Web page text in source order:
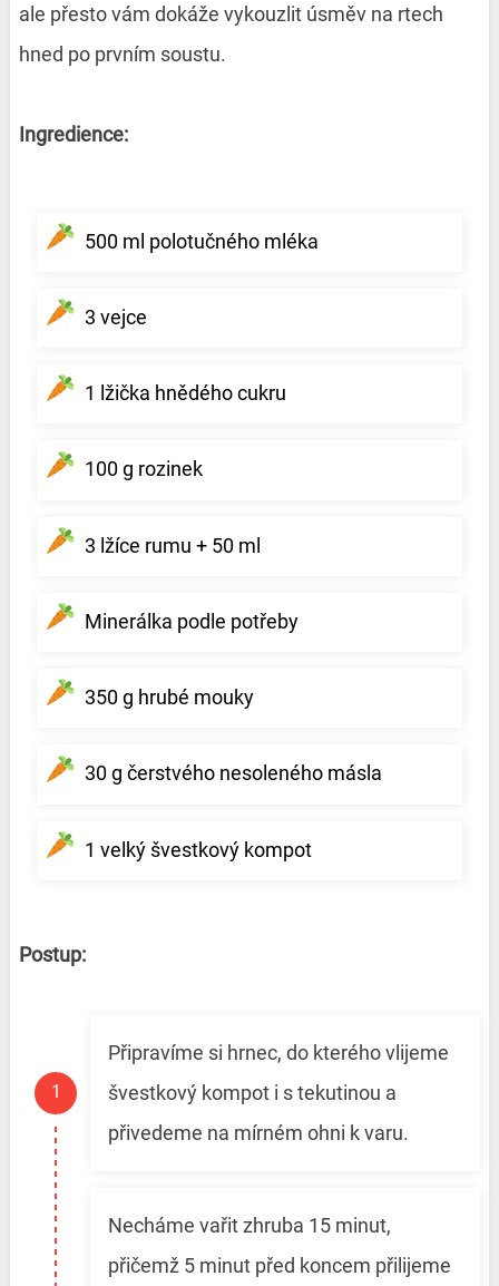
ale přesto vám dokáže vykouzlit úsměv na rtech
hned po prvním soustu.
Ingredience:
500 ml polotučného mléka
3 vejce
1 lžička hnědého cukru
100 g rozinek
3 lžíce rumu + 50 ml
Minerálka podle potřeby
350 g hrubé mouky
30 g čerstvého nesoleného másla
1 velký švestkový kompot
Postup:
Připravíme si hrnec, do kterého vlijeme
švestkový kompot i s tekutinou a
přivedeme na mírném ohni k varu.
Necháme vařit zhruba 15 minut,
přičemž 5 minut před koncem přilijeme